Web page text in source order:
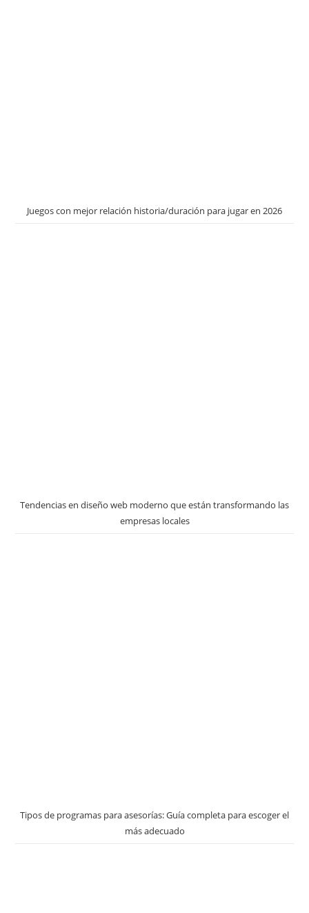
Juegos con mejor relación historia/duración para jugar en 2026
Tendencias en diseño web moderno que están transformando las
empresas locales
Tipos de programas para asesorías: Guía completa para escoger el
más adecuado